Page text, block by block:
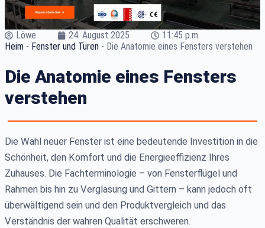
Löwe 24. August 2025
11:45 p.m.
Heim - Fenster und Türen - Die Anatomie eines Fensters verstehen
Die Anatomie eines Fensters
verstehen
Die Wahl neuer Fenster ist eine bedeutende Investition in die
Schönheit, den Komfort und die Energieeffizienz Ihres
Zuhauses. Die Fachterminologie – von Fensterflügel und
Rahmen bis hin zu Verglasung und Gittern – kann jedoch oft
überwältigend sein und den Produktvergleich und das
Verständnis der wahren Qualität erschweren.